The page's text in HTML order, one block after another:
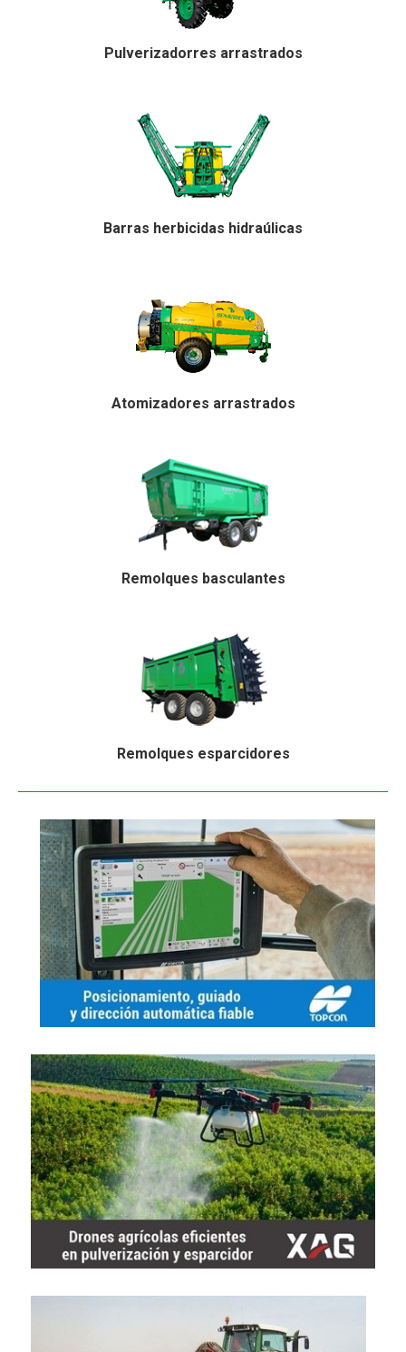
Pulverizadorres arrastrados
Barras herbicidas hidraúlicas
Atomizadores arrastrados
Remolques basculantes
Remolques esparcidores